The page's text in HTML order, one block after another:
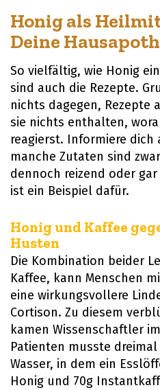
Honig als
Deine
So vielfältig, wie Honig
sind auch die Rezepte.
nichts dagegen, Rezepte
sie nichts enthalten,
reagierst. Informiere dich
manche Zutaten sind
dennoch reizend oder
ist ein Beispiel dafür.
Honig und Kaffee
Husten
Die Kombination beider
Kaffee, kann Menschen
eine wirkungsvollere
Cortison. Zu diesem
kamen Wissenschaftler
Patienten musste dreimal
Wasser, in dem ein
Honig und 70g